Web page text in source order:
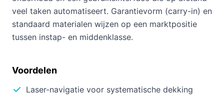
veel taken automatiseert. Garantievorm (carry-in) en
standaard materialen wijzen op een marktpositie
tussen instap- en middenklasse.
Voordelen
Laser-navigatie voor systematische dekking